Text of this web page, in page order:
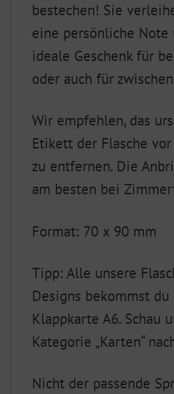
bestechen! Sie
eine persönliche Note
ideale Geschenk für
oder auch für
Wir empfehlen, das
Etikett der Flasche
zu entfernen. Die
am besten bei
Format: 70 x 90 mm
Tipp: Alle unsere
Designs bekommst du
Klappkarte A6. Schau
Kategorie „Karten“
Nicht der passende